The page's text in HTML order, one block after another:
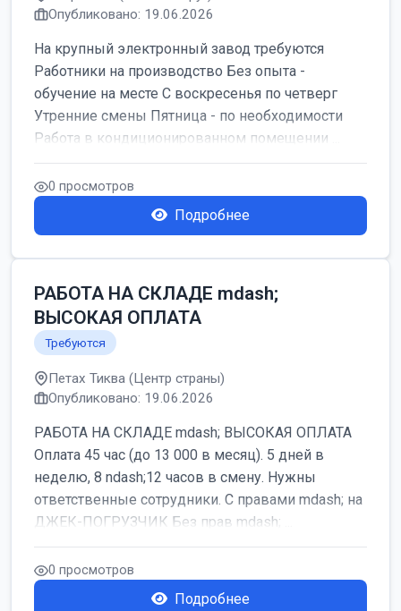
Опубликовано: 19.06.2026
На крупный электронный завод требуются
Работники на производство Без опыта -
обучение на месте С воскресенья по четверг
Утренние смены Пятница - по необходимости
Работа в кондиционированном помещении ...
0 просмотров
Подробнее
РАБОТА НА СКЛАДЕ mdash;
ВЫСОКАЯ ОПЛАТА
Требуются
Петах Тиква (Центр страны)
Опубликовано: 19.06.2026
РАБОТА НА СКЛАДЕ mdash; ВЫСОКАЯ ОПЛАТА
Оплата 45 час (до 13 000 в месяц). 5 дней в
неделю, 8 ndash;12 часов в смену. Нужны
ответственные сотрудники. С правами mdash; на
ДЖЕК-ПОГРУЗЧИК Без прав mdash; ...
0 просмотров
Подробнее